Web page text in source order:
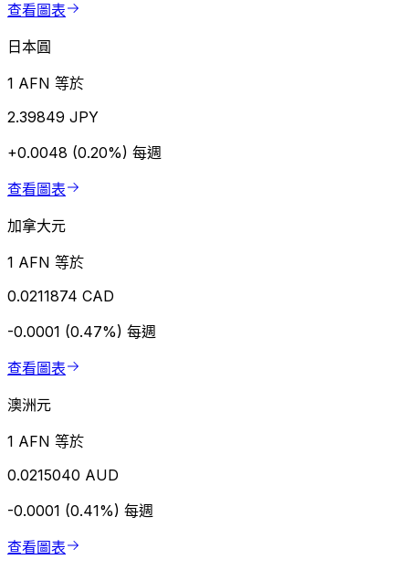
查看圖表
日本圓
1 AFN 等於
2.39849 JPY
+0.0048 (0.20%) 每週
查看圖表
加拿大元
1 AFN 等於
0.0211874 CAD
-0.0001 (0.47%) 每週
查看圖表
澳洲元
1 AFN 等於
0.0215040 AUD
-0.0001 (0.41%) 每週
查看圖表